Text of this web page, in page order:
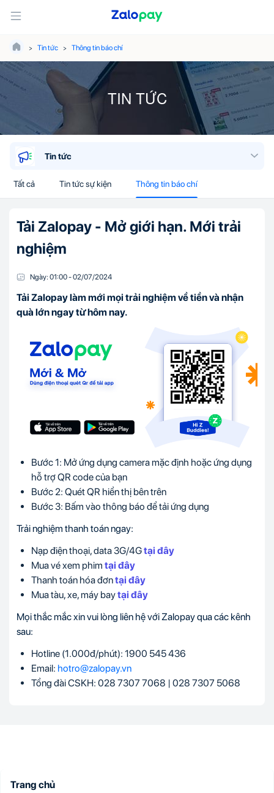
Tin tức Thông tin báo chí
TIN TỨC
Tin tức
Tất cả Tin tức sự kiện Thông tin báo chí
Tải Zalopay - Mở giới hạn. Mới trải
nghiệm
Ngày: 01:00-02/07/2024
Tải Zalopay làm mới mọi trải nghiệm về tiền và nhận
quà lớn ngay từ hôm nay.
Bước 1: Mở ứng dụng camera mặc định hoặc ứng dụng
hỗ trợ QR code của bạn
Bước 2: Quét QR hiển thị bên trên
Bước 3: Bấm vào thông báo để tải ứng dụng
Trải nghiệm thanh toán ngay:
Nạp điện thoại, data 3G/4Gtại đây
Mua vé xem phim tại đây
Thanh toán hóa đơntại đây
Mua tàu, xe, máy baytại đây
Mọi thắc mắc xin vui lòng liên hệ với Zalopay qua các kênh
sau:
Hotline (1.000đ/phút): 1900 545 436
Email: hotro@zalopay.vn
Tổng đài CSKH: 028 7307 7068 | 028 7307 5068
Trang chủ